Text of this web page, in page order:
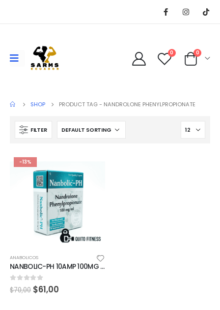
0 0
SHOP PRODUCT TAG - NANDROLONE PHENYLPROPIONATE
FILTER
-13%
ANABOLICOS
NANBOLIC-PH 10AMP 100MG cooper pharma
0 out of 5
$70,00 $61,00